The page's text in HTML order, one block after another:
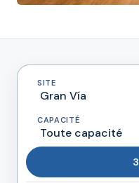
SITE
CAPACITÉ
3